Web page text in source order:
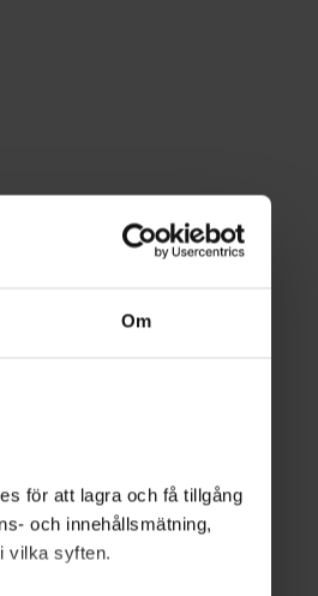
Om
för att lagra och få tillgång
och innehållsmätning,
vilka syften.